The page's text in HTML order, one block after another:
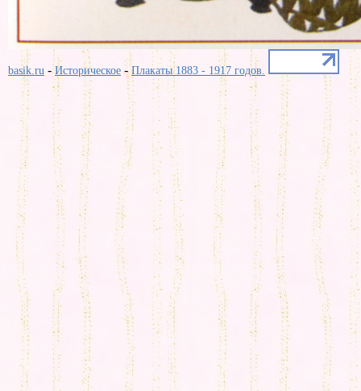
basik.ru -Историческое -Плакаты 1883 - 1917 годов.